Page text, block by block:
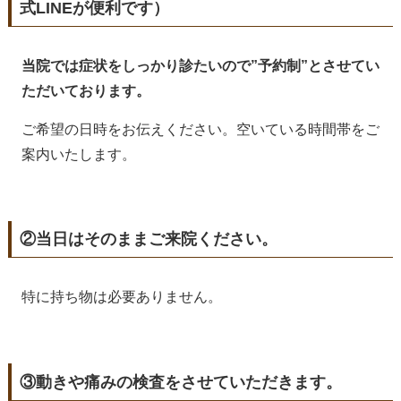
式LINEが便利です）
当院では症状をしっかり診たいので”予約制”とさせてい
ただいております。
ご希望の日時をお伝えください。空いている時間帯をご
案内いたします。
②当日はそのままご来院ください。
特に持ち物は必要ありません。
③動きや痛みの検査をさせていただきます。